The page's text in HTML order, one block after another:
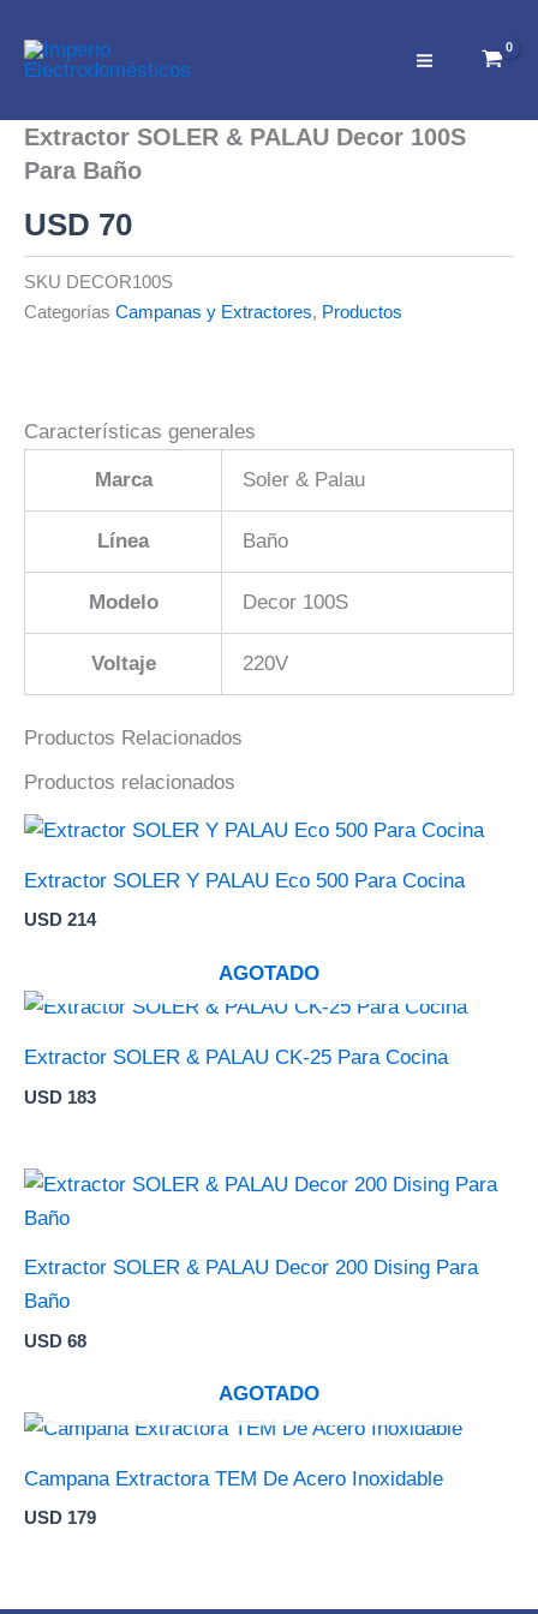
contenido
Extractor SOLER & PALAU Decor 100S
Para Baño
USD 70
SKU DECOR100S
Categorías Campanas y Extractores, Productos
Características generales
Marca Soler & Palau
Línea Baño
Modelo Decor 100S
Voltaje 220V
Productos Relacionados
Productos relacionados
Extractor SOLER Y PALAU Eco 500 Para Cocina
USD 214
AGOTADO
Extractor SOLER & PALAU CK-25 Para Cocina
USD 183
Extractor SOLER & PALAU Decor 200 Dising Para
Baño
USD 68
AGOTADO
Campana Extractora TEM De Acero Inoxidable
USD 179